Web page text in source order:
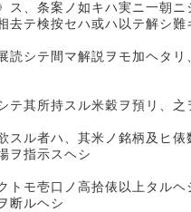
、条案ノ如キハ実ニ一朝
テ検按セハ或ハ以テ解シ
読シテ間マ解説ヲモ加ヘタリ
テ其所持スル米穀ヲ預リ、
スル者ハ、其米ノ銘柄及ヒ
ヲ指示スヘシ
トモ壱口ノ高拾俵以上タル
断ルヘシ